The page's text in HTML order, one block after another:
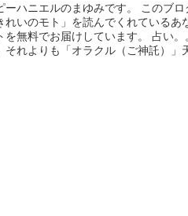
ーハニエルのまゆみです。 このブ
れいのモト」を読んでくれているあ
を無料でお届けしています。 占い
それよりも「オラクル（ご神託）」